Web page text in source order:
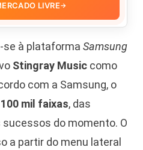
LIVRE→
se à plataforma Samsung
Stingray Musiccomo
com a Samsung, o
100 mil faixas, das
do momento. O
a partir do menu lateral